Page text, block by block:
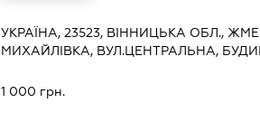
УКРАЇНА, 23523, ВІННИЦЬКА ОБЛ.,
МИХАЙЛІВКА, ВУЛ.ЦЕНТРАЛЬНА,
1 000 грн.